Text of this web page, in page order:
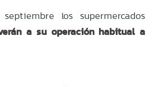
los supermercados
a su operación habitual a